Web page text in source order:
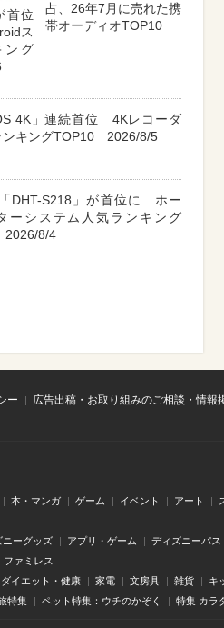
首位
ス
ング
占、26年7月に売れた携
帯オーディオTOP10
4K」連続首位 4Kレコーダ
ンキングTOP10 2026/8/5
DHT-S218」が首位に ホー
ーシステム人気ランキング
8/4
ー
広告出稿・お取り組みのご相談・情報
本・マンガ ゲーム イベント アート
ニーグッズ アプリ・ゲーム ディズニーパス
ファミレス
ダイエット・健康 家電 文房具 雑貨 キ
特集 ペット特集：ウチのかぞく 特集 カラ